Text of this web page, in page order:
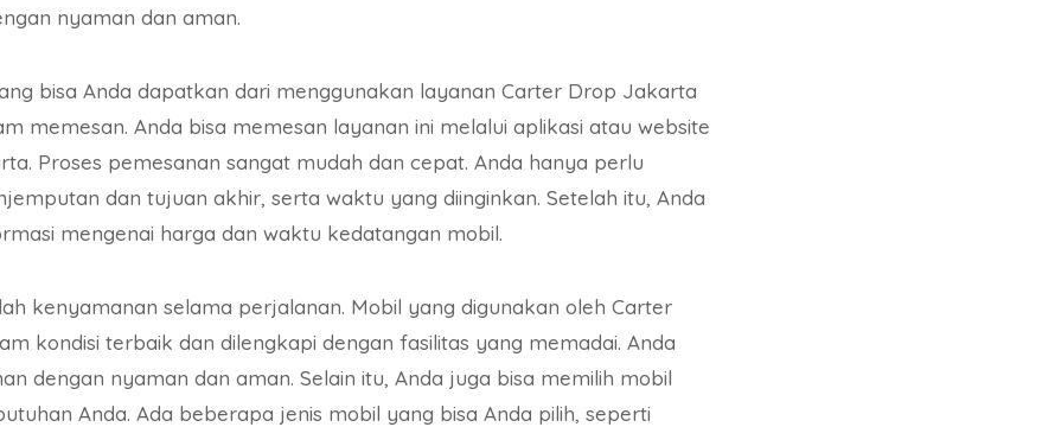
nyaman dan aman.
bisa Anda dapatkan dari menggunakan layanan Carter Drop Jakarta
memesan. Anda bisa memesan layanan ini melalui aplikasi atau website
Proses pemesanan sangat mudah dan cepat. Anda hanya perlu
dan tujuan akhir, serta waktu yang diinginkan. Setelah itu, Anda
mengenai harga dan waktu kedatangan mobil.
kenyamanan selama perjalanan. Mobil yang digunakan oleh Carter
kondisi terbaik dan dilengkapi dengan fasilitas yang memadai. Anda
dengan nyaman dan aman. Selain itu, Anda juga bisa memilih mobil
Anda. Ada beberapa jenis mobil yang bisa Anda pilih, seperti